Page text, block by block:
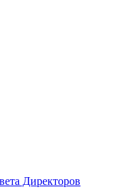
Директоров